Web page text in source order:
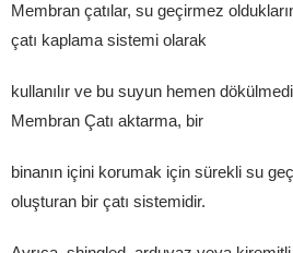
Membran çatılar, su geçirmez
çatı kaplama sistemi olarak
kullanılır ve bu suyun hemen
Membran Çatı aktarma, bir
binanın içini korumak için sürekli su
oluşturan bir çatı sistemidir.